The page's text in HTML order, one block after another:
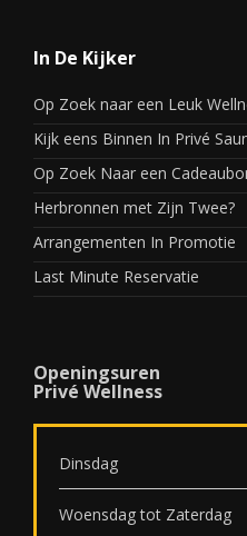
In De Kijker
Op Zoek naar een Leuk
Kijk eens Binnen In Privé
Op Zoek Naar een
Herbronnen met Zijn Twee?
Arrangementen In Promotie
Last Minute Reservatie
Openingsuren
Privé Wellness
Dinsdag
Woensdag tot Zaterdag